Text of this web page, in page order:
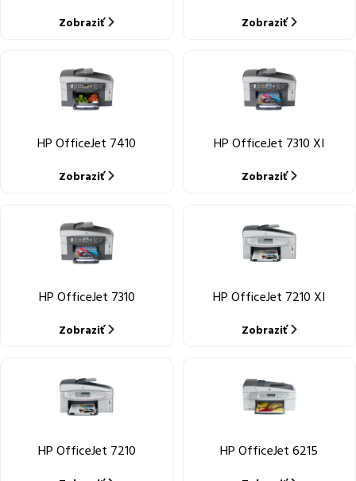
Zobraziť Zobraziť
HP OfficeJet 7410
Zobraziť
HP OfficeJet 7310 XI
Zobraziť
HP OfficeJet 7310
Zobraziť
HP OfficeJet 7210 XI
Zobraziť
HP OfficeJet 7210 HP OfficeJet 6215